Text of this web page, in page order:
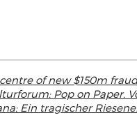
of new $150m
Pop on Paper.
Ein tragischer